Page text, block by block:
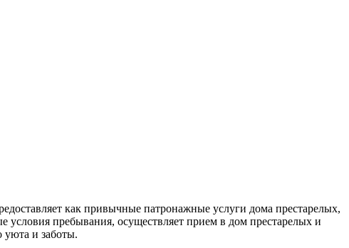
как привычные патронажные услуги дома престарелых,
пребывания, осуществляет прием в дом престарелых и
уюта и заботы.